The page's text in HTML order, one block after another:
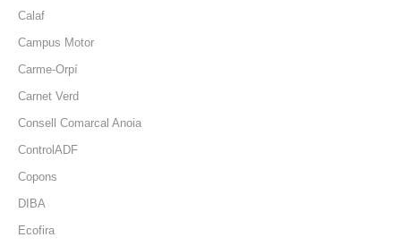
Calaf
Campus Motor
Carme-Orpí
Carnet Verd
Consell Comarcal Anoia
ControlADF
Copons
DIBA
Ecofira